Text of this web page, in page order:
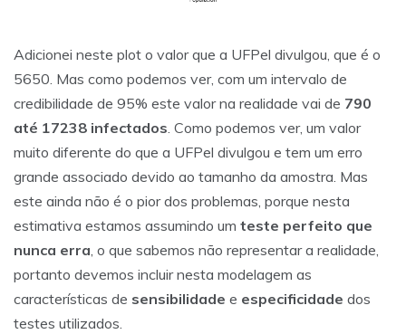
Adicionei neste plot o valor que a UFPel divulgou, que é o
5650. Mas como podemos ver, com um intervalo de
credibilidade de 95% este valor na realidade vai de 790
até 17238 infectados. Como podemos ver, um valor
muito diferente do que a UFPel divulgou e tem um erro
grande associado devido ao tamanho da amostra. Mas
este ainda não é o pior dos problemas, porque nesta
estimativa estamos assumindo um teste perfeito que
nunca erra, o que sabemos não representar a realidade,
portanto devemos incluir nesta modelagem as
características de sensibilidade e especificidade dos
testes utilizados.